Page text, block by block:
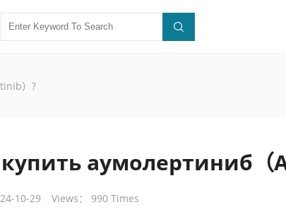
）?
аумолертиниб（
10-29 Views： 990 Times